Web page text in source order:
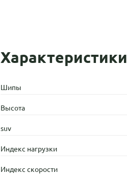
Характеристики
Шипы
Высота
suv
Индекс нагрузки
Индекс скорости